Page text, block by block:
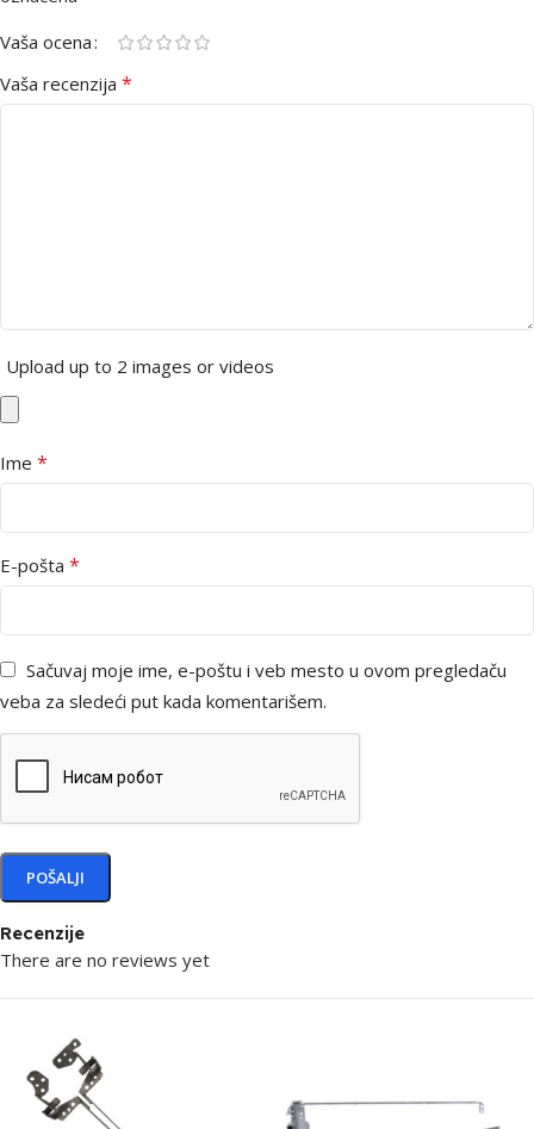
Recenzije
There are no reviews yet
Vaša ocena
Vaša recenzija *
Upload up to 2 images or videos
Ime *
E-pošta *
Sačuvaj moje ime, e-poštu i veb mesto u ovom pregledaču
veba za sledeći put kada komentarišem.